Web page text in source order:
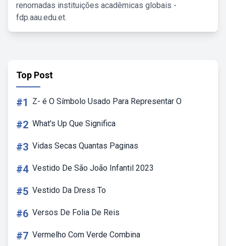
renomadas instituições acadêmicas globais -
fdp.aau.edu.et.
Top Post
#1 Z- é O Símbolo Usado Para Representar O
#2 What's Up Que Significa
#3 Vidas Secas Quantas Paginas
#4 Vestido De São João Infantil 2023
#5 Vestido Da Dress To
#6 Versos De Folia De Reis
#7 Vermelho Com Verde Combina